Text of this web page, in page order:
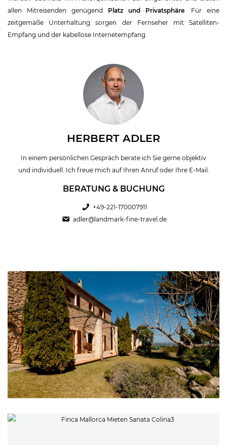
allen Mitreisenden genügend Platz und Privatsphäre . Für eine
zeitgemäße Unterhaltung sorgen der Fernseher mit Satelliten-
Empfang und der kabellose Internetempfang.
HERBERT ADLER
In einem persönlichen Gespräch berate ich Sie gerne objektiv
und individuell. Ich freue mich auf Ihren Anruf oder Ihre E-Mail.
BERATUNG & BUCHUNG
+49-221-170007911
adler@landmark-fine-travel.de